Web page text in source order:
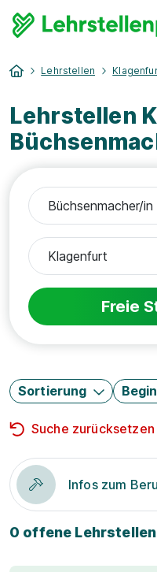
Lehrstellen
Lehrstellen
Freie
Sortierung
Suche zurücksetzen
Infos zum
0 offene Lehrstellen